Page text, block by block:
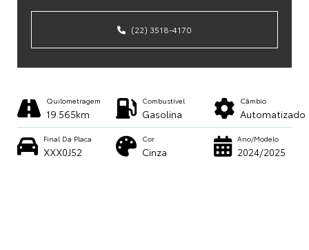
(22) 3518-4170
Câmbio
Automatizado
Combustível
Gasolina
Quilometragem
19.565km
Ano/Modelo
2024/2025
Cor
Cinza
Final Da Placa
XXX0J52